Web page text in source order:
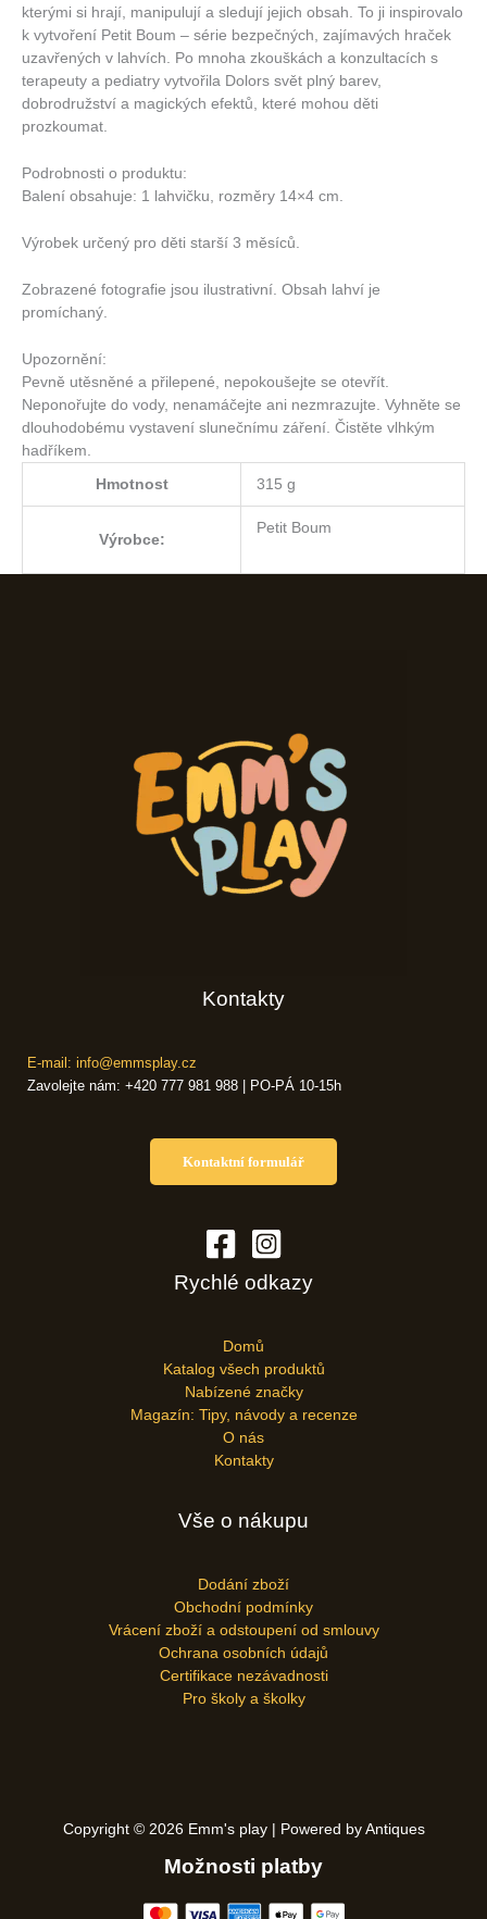
kterými si hrají, manipulují a sledují jejich obsah. To ji inspirovalo
k vytvoření Petit Boum – série bezpečných, zajímavých hraček
uzavřených v lahvích. Po mnoha zkouškách a konzultacích s
terapeuty a pediatry vytvořila Dolors svět plný barev,
dobrodružství a magických efektů, které mohou děti
prozkoumat.
Podrobnosti o produktu:
Balení obsahuje: 1 lahvičku, rozměry 14×4 cm.
Výrobek určený pro děti starší 3 měsíců.
Zobrazené fotografie jsou ilustrativní. Obsah lahví je
promíchaný.
Upozornění:
Pevně ​​utěsněné a přilepené, nepokoušejte se otevřít.
Neponořujte do vody, nenamáčejte ani nezmrazujte. Vyhněte se
dlouhodobému vystavení slunečnímu záření. Čistěte vlhkým
hadříkem.
Hmotnost 315 g
Výrobce:
Petit Boum
Kontakty
E-mail: info@emmsplay.cz
Zavolejte nám: +420 777 981 988 | PO-PÁ 10-15h
Kontaktní formulář
Rychlé odkazy
Domů
Katalog všech produktů
Nabízené značky
Magazín: Tipy, návody a recenze
O nás
Kontakty
Vše o nákupu
Dodání zboží
Obchodní podmínky
Vrácení zboží a odstoupení od smlouvy
Ochrana osobních údajů
Certifikace nezávadnosti
Pro školy a školky
Copyright © 2026 Emm's play | Powered by Antiques
Možnosti platby